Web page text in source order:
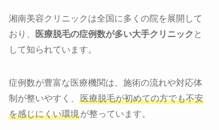
湘南美容クリニックは全国に多くの院を展開して
おり、
医療脱毛の症例数が多い大手クリニック と
して知られています。
症例数が豊富な医療機関は、施術の流れや対応体
制が整いやすく、 医療脱毛が初めての方でも不安
を感じにくい環境が整っています。